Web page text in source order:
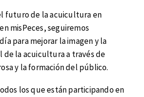
futuro de la acuicultura en
misPeces, seguiremos
para mejorar la imagen y la
de la acuicultura a través de
y la formación del público.
los que están participando en